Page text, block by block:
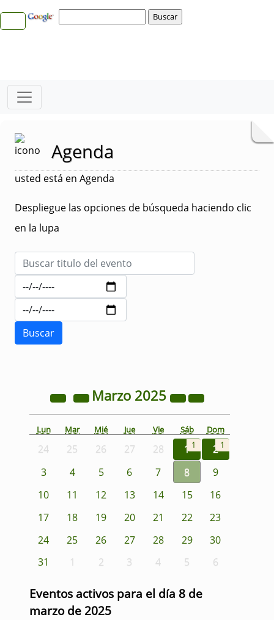
Agenda
usted está en Agenda
Despliegue las opciones de búsqueda haciendo clic
en la lupa
Marzo 2025
Lun Mar Mié Jue Vie Sáb Dom
24 25 26 27 28 1 1 2 1
3 4 5 6 7 8
9
10
11 12 13 14 15
16
17
18 19 20 21 22
23
24
25 26 27 28 29
30
31
1 2 3 4 5 6
Eventos activos para el día 8 de
marzo de 2025